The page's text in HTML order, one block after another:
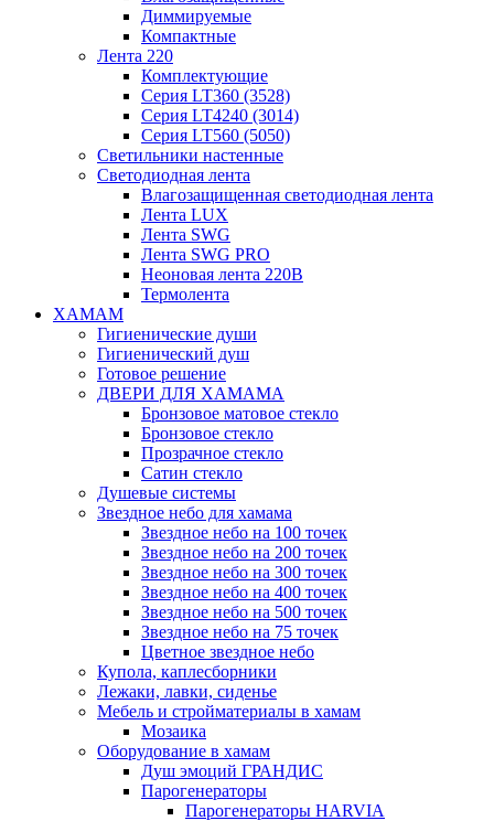
Диммируемые
Компактные
Лента 220
Комплектующие
Серия LT360 (3528)
Серия LT4240 (3014)
Серия LT560 (5050)
Светильники настенные
Светодиодная лента
Влагозащищенная светодиодная лента
Лента LUX
Лента SWG
Лента SWG PRO
Неоновая лента 220В
Термолента
ХАМАМ
Гигиенические души
Гигиенический душ
Готовое решение
ДВЕРИ ДЛЯ ХАМАМА
Бронзовое матовое стекло
Бронзовое стекло
Прозрачное стекло
Сатин стекло
Душевые системы
Звездное небо для хамама
Звездное небо на 100 точек
Звездное небо на 200 точек
Звездное небо на 300 точек
Звездное небо на 400 точек
Звездное небо на 500 точек
Звездное небо на 75 точек
Цветное звездное небо
Купола, каплесборники
Лежаки, лавки, сиденье
Мебель и стройматериалы в хамам
Мозаика
Оборудование в хамам
Душ эмоций ГРАНДИС
Парогенераторы
Парогенераторы HARVIA